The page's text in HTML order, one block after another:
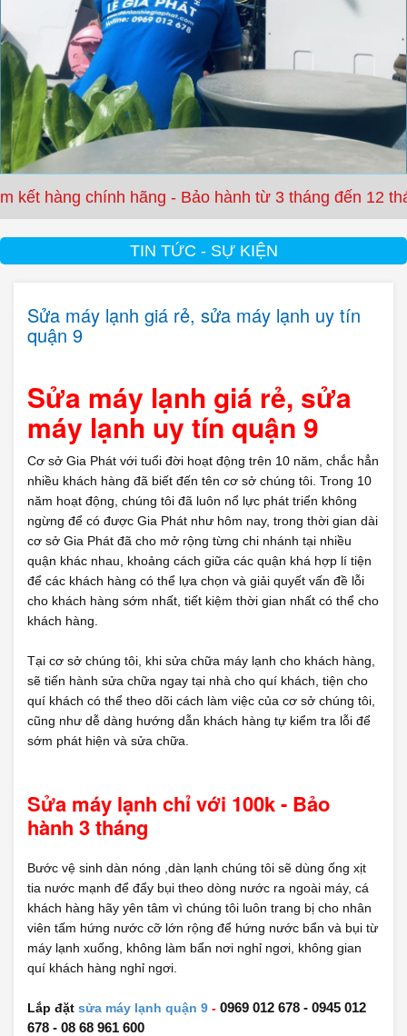
chính hãng - Bảo hành từ 3 tháng đến 12 tháng
TIN TỨC - SỰ KIỆN
Sửa máy lạnh giá rẻ, sửa máy lạnh uy tín
quận 9
Sửa máy lạnh giá rẻ, sửa
máy lạnh uy tín quận 9
Cơ sở Gia Phát với tuổi đời hoạt động trên 10 năm, chắc hẳn
nhiều khách hàng đã biết đến tên cơ sở chúng tôi. Trong 10
năm hoạt động, chúng tôi đã luôn nổ lực phát triển không
ngừng để có được Gia Phát như hôm nay, trong thời gian dài
cơ sở Gia Phát đã cho mở rộng từng chi nhánh tại nhiều
quận khác nhau, khoảng cách giữa các quận khá hợp lí tiện
để các khách hàng có thể lựa chọn và giải quyết vấn đề lỗi
cho khách hàng sớm nhất, tiết kiệm thời gian nhất có thể cho
khách hàng.
Tại cơ sở chúng tôi, khi sửa chữa máy lạnh cho khách hàng,
sẽ tiến hành sửa chữa ngay tại nhà cho quí khách, tiện cho
quí khách có thể theo dõi cách làm việc của cơ sở chúng tôi,
cũng như dễ dàng hướng dẫn khách hàng tự kiểm tra lỗi để
sớm phát hiện và sửa chữa.
Sửa máy lạnh chỉ với 100k - Bảo
hành 3 tháng
Bước vệ sinh dàn nóng ,dàn lạnh chúng tôi sẽ dùng ống xịt
tia nước mạnh để đẩy bụi theo dòng nước ra ngoài máy, cá
khách hàng hãy yên tâm vì chúng tôi luôn trang bị cho nhân
viên tấm hứng nước cỡ lớn rộng để hứng nước bẩn và bụi từ
máy lạnh xuống, không làm bẩn nơi nghỉ ngơi, không gian
quí khách hàng nghỉ ngơi.
Lắp đặt sửa máy lạnh quận 9 - 0969 012 678 - 0945 012
678 - 08 68 961 600